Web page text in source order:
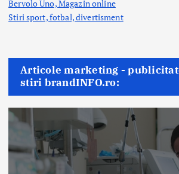
Bervolo Uno, Magazin online
Stiri sport, fotbal,divertisment
Articole marketing -
stiri brandINFO.ro: